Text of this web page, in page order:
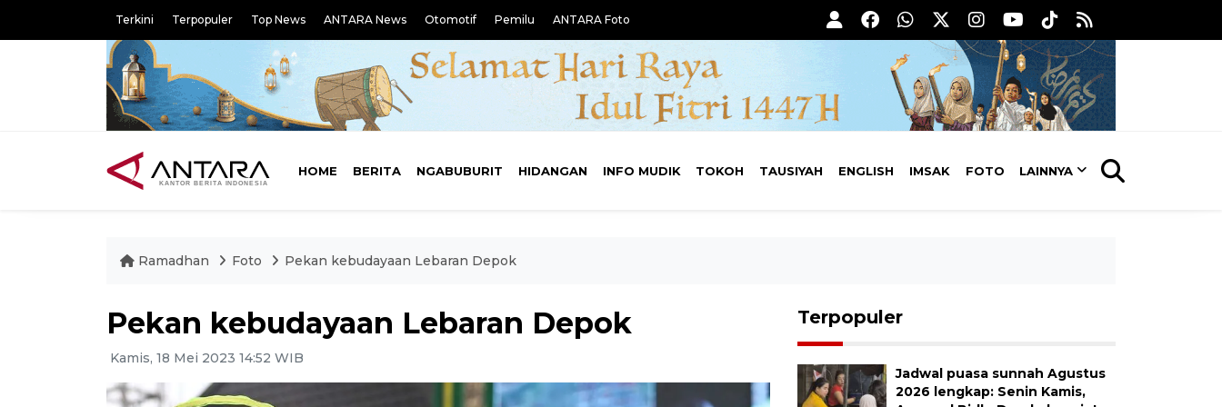
Terkini Terpopuler Top News ANTARA News Otomotif Pemilu ANTARA Foto
HOME BERITA NGABUBURIT HIDANGAN INFO MUDIK TOKOH TAUSIYAH ENGLISH IMSAK FOTO LAINNYA
Ramadhan Foto Pekan kebudayaan Lebaran Depok
Pekan kebudayaan Lebaran Depok
Kamis, 18 Mei 2023 14:52 WIB
Terpopuler
Jadwal puasa sunnah Agustus
2026 lengkap: Senin Kamis,